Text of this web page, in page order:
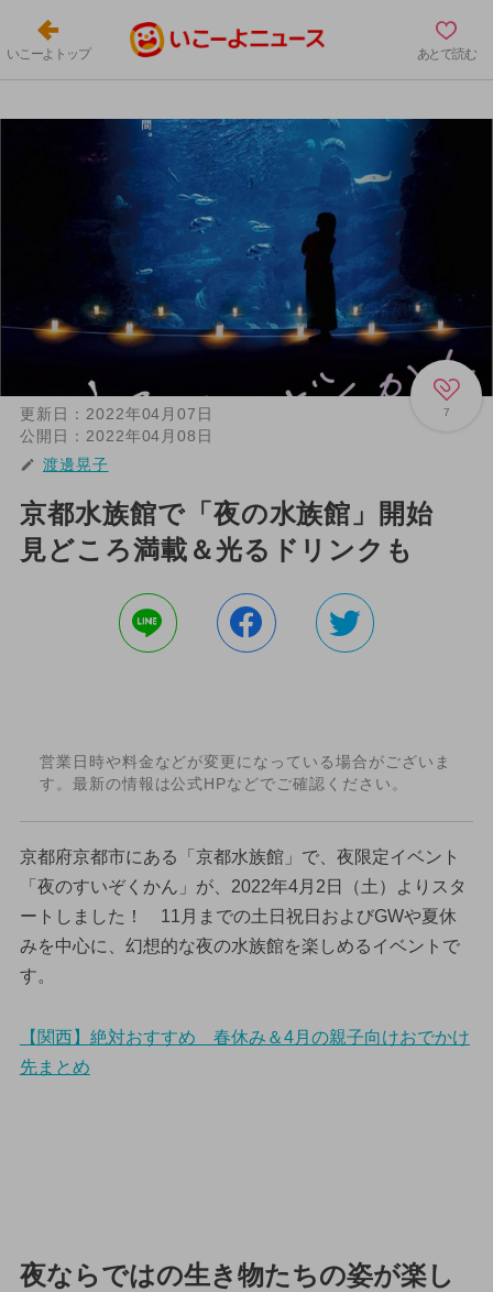
いこーよトップ あとで読む
7
更新日： 2022年04月07日
公開日： 2022年04月08日
渡邊晃子
京都水族館で「夜の水族館」開始
見どころ満載＆光るドリンクも
営業日時や料金などが変更になっている場合がございま
す。最新の情報は公式HPなどでご確認ください。
京都府京都市にある「京都水族館」で、夜限定イベント
「夜のすいぞくかん」が、2022年4月2日（土）よりスタ
ートしました！ 11月までの土日祝日およびGWや夏休
みを中心に、幻想的な夜の水族館を楽しめるイベントで
す。
【関西】絶対おすすめ 春休み＆4月の親子向けおでかけ
先まとめ
夜ならではの生き物たちの姿が楽し